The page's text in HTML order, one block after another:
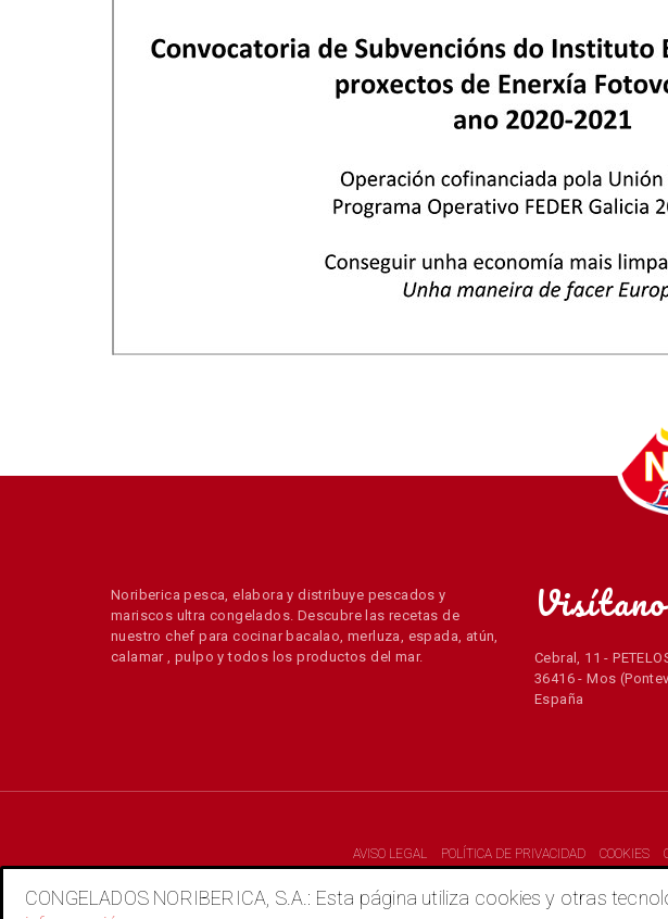
Noriberica pesca, elabora y distribuye pescados y
mariscos ultra congelados. Descubre las recetas de
nuestro chef para cocinar bacalao, merluza, espada, atún,
calamar , pulpo y todos los productos del mar.
Cebral, 11 -
36416 - Mos
España
AVISO LEGAL POLÍTICA DE PRIVACIDAD COOKIES
CONGELADOS NORIBERICA, S.A.: Esta página utiliza cookies y otras